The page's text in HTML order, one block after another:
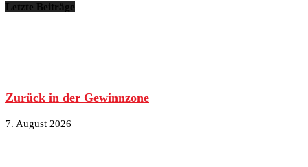
Letzte Beiträge
Zurück in der Gewinnzone
7. August 2026